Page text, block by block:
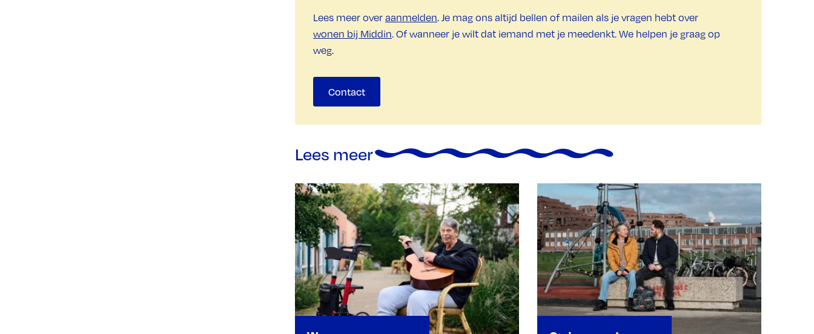
Lees meer over aanmelden. Je mag ons altijd bellen of mailen als je vragen hebt over
wonen bij Middin. Of wanneer je wilt dat iemand met je meedenkt. We helpen je graag op
weg.
Contact
Lees meer